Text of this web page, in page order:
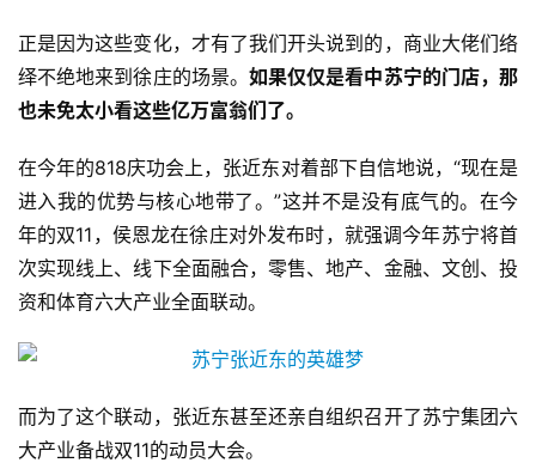
正是因为这些变化，才有了我们开头说到的，商业大佬们络
绎不绝地来到徐庄的场景。 如果仅仅是看中苏宁的门店，那
也未免太小看这些亿万富翁们了。
在今年的818庆功会上，张近东对着部下自信地说，“现在是
进入我的优势与核心地带了。”这并不是没有底气的。在今
年的双11，侯恩龙在徐庄对外发布时，就强调今年苏宁将首
次实现线上、线下全面融合，零售、地产、金融、文创、投
资和体育六大产业全面联动。
而为了这个联动，张近东甚至还亲自组织召开了苏宁集团六
大产业备战双11的动员大会。